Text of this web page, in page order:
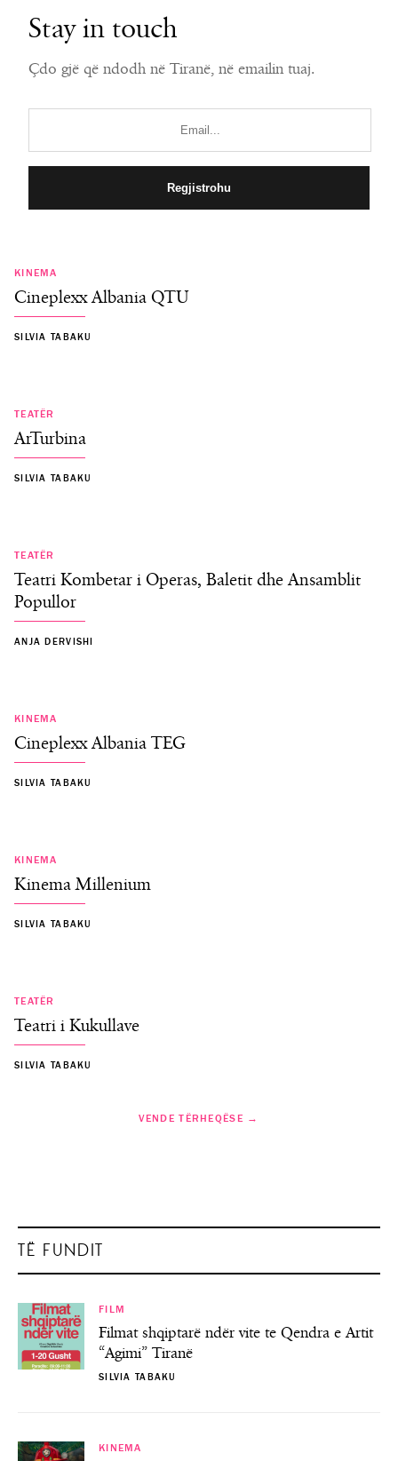
Stay in touch
Çdo gjë që ndodh në Tiranë, në emailin tuaj.
KINEMA
Cineplexx Albania QTU
SILVIA TABAKU
TEATËR
ArTurbina
SILVIA TABAKU
TEATËR
Teatri Kombetar i Operas, Baletit dhe Ansamblit
Popullor
ANJA DERVISHI
KINEMA
Cineplexx Albania TEG
SILVIA TABAKU
KINEMA
Kinema Millenium
SILVIA TABAKU
TEATËR
Teatri i Kukullave
SILVIA TABAKU
VENDE TËRHEQËSE →
TË FUNDIT
FILM
Filmat shqiptarë ndër vite te Qendra e Artit
“Agimi” Tiranë
SILVIA TABAKU
KINEMA